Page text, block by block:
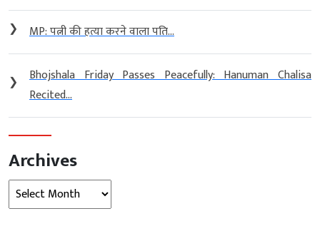
❯ MP: पत्नी की हत्या करने वाला पति...
❯
Bhojshala Friday Passes Peacefully: Hanuman Chalisa
Recited...
Archives
Archives